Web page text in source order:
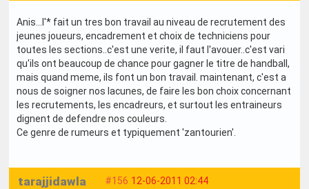
Anis...l'* fait un tres bon travail au niveau de recrutement des
jeunes joueurs, encadrement et choix de techniciens pour
toutes les sections..c'est une verite, il faut l'avouer..c'est vari
qu'ils ont beaucoup de chance pour gagner le titre de handball,
mais quand meme, ils font un bon travail. maintenant, c'est a
nous de soigner nos lacunes, de faire les bon choix concernant
les recrutements, les encadreurs, et surtout les entraineurs
dignent de defendre nos couleurs.
Ce genre de rumeurs et typiquement 'zantourien'.
#156 12-06-2011 02:44
tarajjidawla